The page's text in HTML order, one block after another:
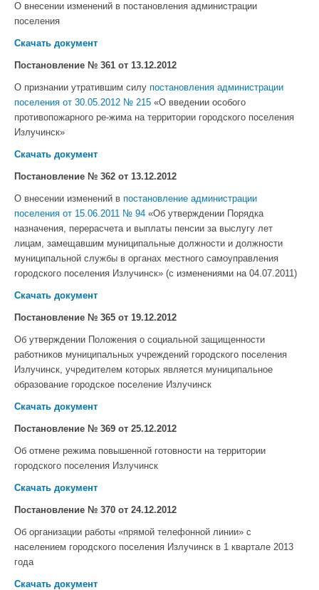
О внесении изменений в постановления администрации
поселения
Скачать документ
Постановление № 361 от 13.12.2012
О признании утратившим силу постановления администрации
поселения от 30.05.2012 № 215 «О введении особого
противопожарного ре-жима на территории городского поселения
Излучинск»
Скачать документ
Постановление № 362 от 13.12.2012
О внесении изменений в постановление администрации
поселения от 15.06.2011 № 94 «Об утверждении Порядка
назначения, перерасчета и выплаты пенсии за выслугу лет
лицам, замещавшим муниципальные должности и должности
муниципальной службы в органах местного самоуправления
городского поселения Излучинск» (с изменениями на 04.07.2011)
Скачать документ
Постановление № 365 от 19.12.2012
Об утверждении Положения о социальной защищенности
работников муниципальных учреждений городского поселения
Излучинск, учредителем которых является муниципальное
образование городское поселение Излучинск
Скачать документ
Постановление № 369 от 25.12.2012
Об отмене режима повышенной готовности на территории
городского поселения Излучинск
Скачать документ
Постановление № 370 от 24.12.2012
Об организации работы «прямой телефонной линии» с
населением городского поселения Излучинск в 1 квартале 2013
года
Скачать документ